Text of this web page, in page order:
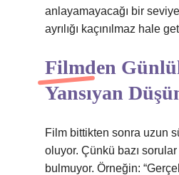
anlayamayacağı bir
ayrılığı kaçınılmaz hale
Filmden
Yansıyan
Film bittikten sonra uzun
oluyor. Çünkü bazı
bulmuyor. Örneğin: